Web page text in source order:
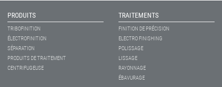
PRODUITS
TRIBOFINITION
ÉLECTROFINITION
SÉPARATION
PRODUITS DE TRAITEMENT
CENTRIFUGEUSE
TRAITEMENTS
FINITION DE PRÉCISION
ELECTRO FINISHING
POLISSAGE
LISSAGE
RAYONNAGE
ÉBAVURAGE